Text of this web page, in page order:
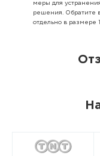
меры для
решения. Обратите
отдельно в размере